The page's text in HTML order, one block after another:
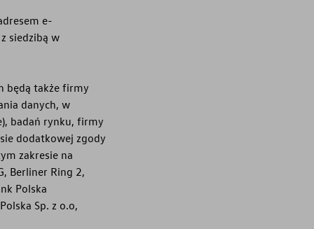
e-
siedzibą w
będą także firmy
danych, w
badań rynku, firmy
dodatkowej zgody
zakresie na
Berliner Ring 2,
Polska
Sp. z o.o,